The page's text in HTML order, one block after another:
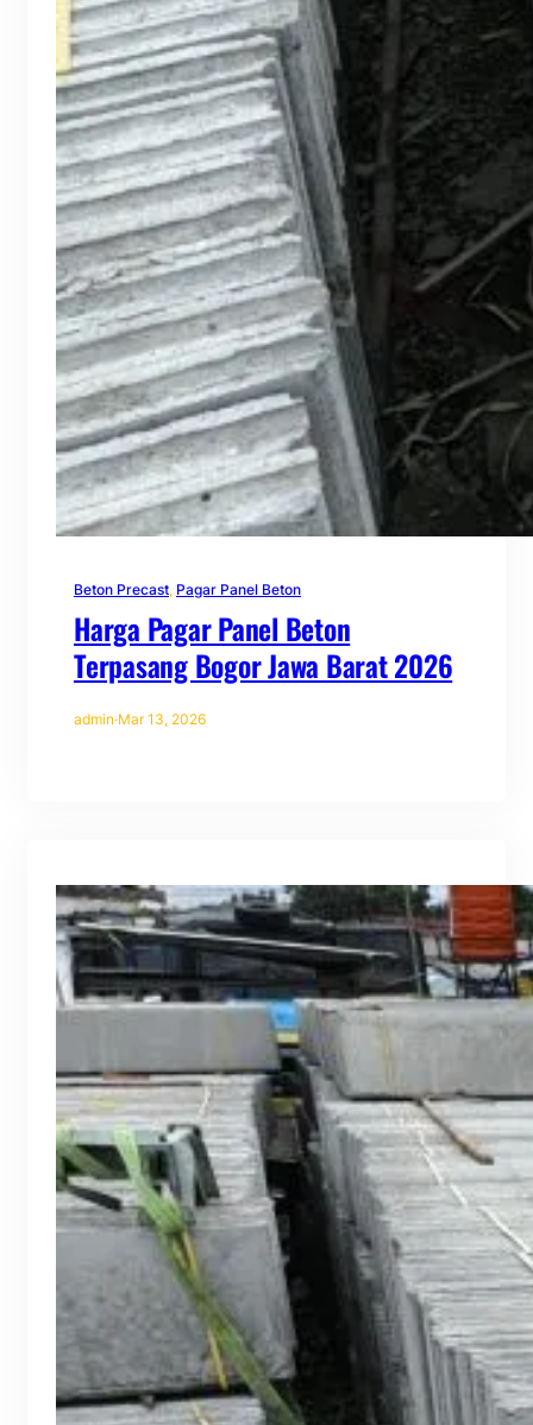
Beton Precast, Pagar Panel Beton
Harga Pagar Panel Beton
Terpasang Bogor Jawa Barat 2026
admin·Mar 13, 2026